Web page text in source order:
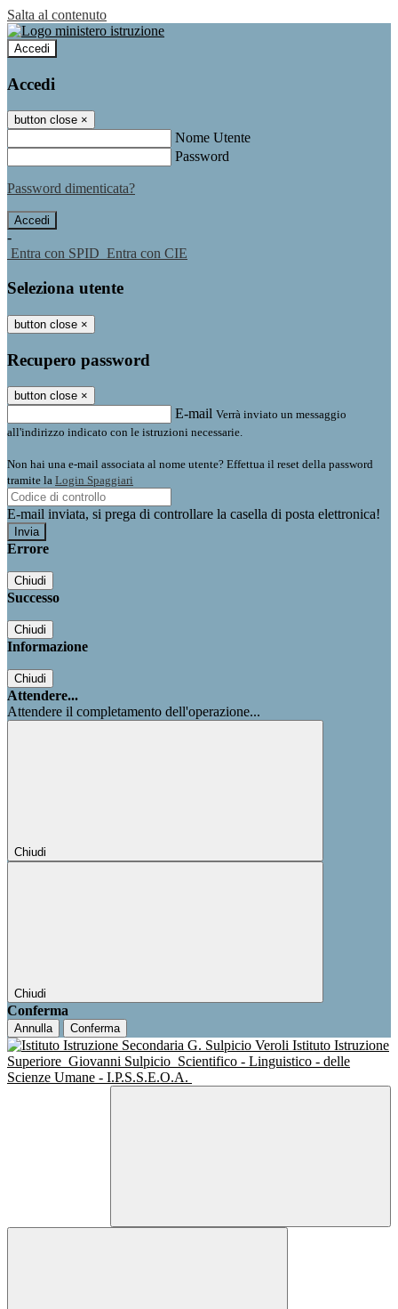
Salta al contenuto
Accedi
Accedi
button close ×
Nome Utente
Password
Password dimenticata?
-
Entra con SPID Entra con CIE
Seleziona utente
button close ×
Recupero password
button close ×
E-mail Verrà inviato un messaggio
all'indirizzo indicato con le istruzioni necessarie.
Non hai una e-mail associata al nome utente? Effettua il reset della password
tramite la Login Spaggiari
E-mail inviata, si prega di controllare la casella di posta elettronica!
Errore
Chiudi
Successo
Chiudi
Informazione
Chiudi
Attendere...
Attendere il completamento dell'operazione...
Chiudi
Chiudi
Conferma
Annulla Conferma
Istituto Istruzione
Superiore Giovanni Sulpicio Scientifico - Linguistico - delle
Scienze Umane - I.P.S.S.E.O.A.